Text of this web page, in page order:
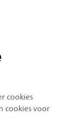
cookies
cookies voor